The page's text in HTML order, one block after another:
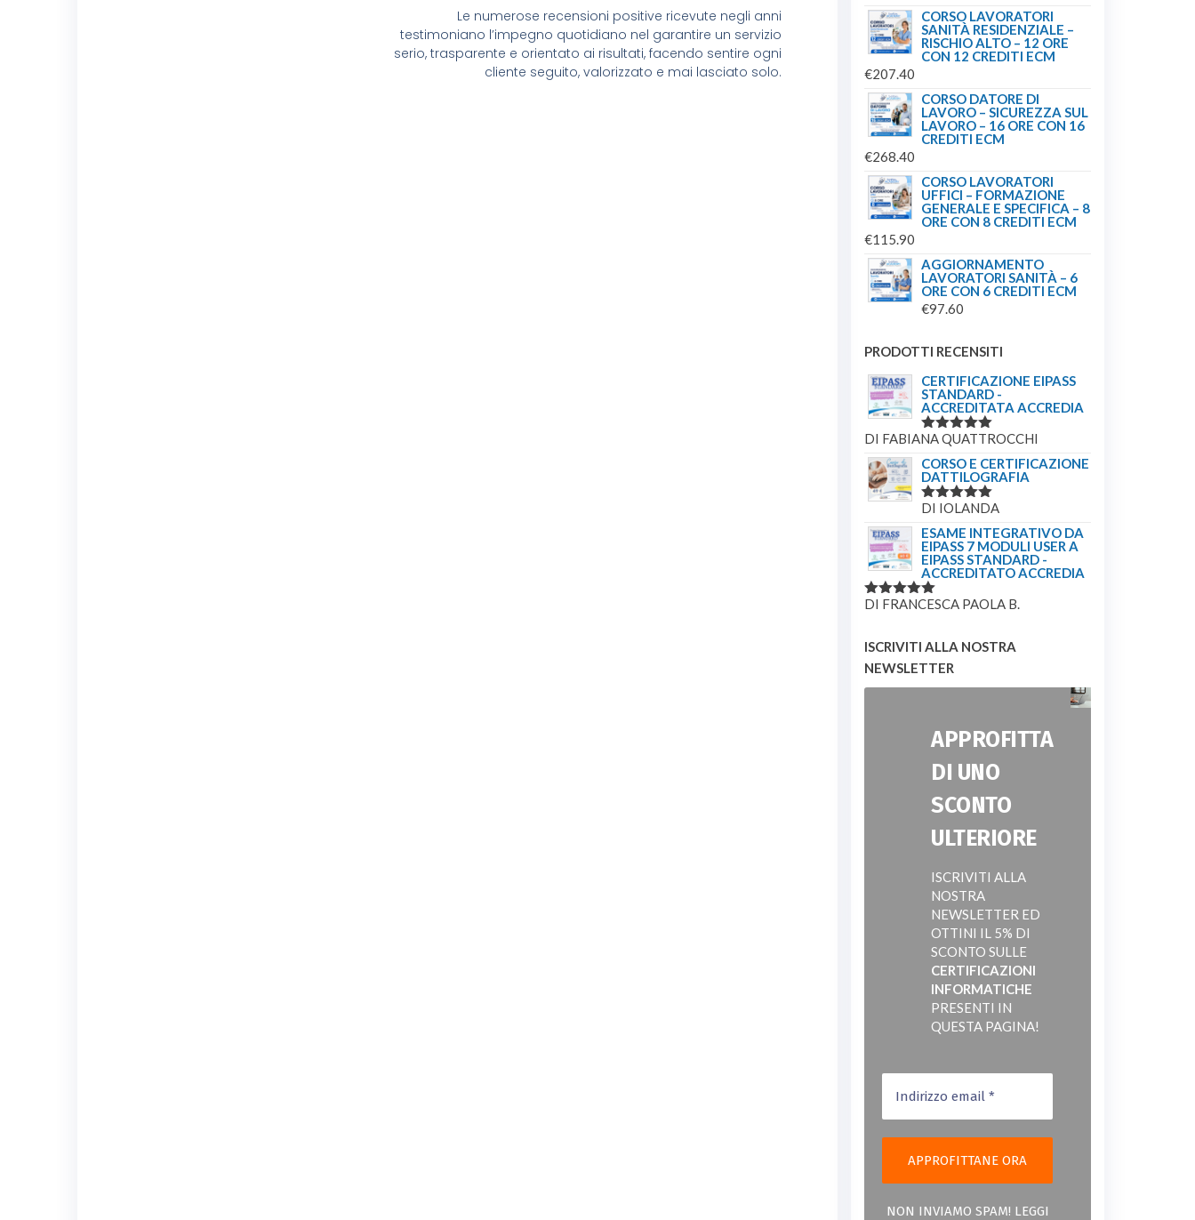
Le numerose recensioni positive ricevute negli anni
testimoniano l’impegno quotidiano nel garantire un servizio
serio, trasparente e orientato ai risultati, facendo sentire ogni
cliente seguito, valorizzato e mai lasciato solo.
CORSO LAVORATORI
SANITÀ RESIDENZIALE –
RISCHIO ALTO – 12 ORE
CON 12 CREDITI ECM
€207.40
CORSO DATORE DI
LAVORO – SICUREZZA SUL
LAVORO – 16 ORE CON 16
CREDITI ECM
€268.40
CORSO LAVORATORI
UFFICI – FORMAZIONE
GENERALE E SPECIFICA – 8
ORE CON 8 CREDITI ECM
€115.90
AGGIORNAMENTO
LAVORATORI SANITÀ – 6
ORE CON 6 CREDITI ECM
€97.60
PRODOTTI RECENSITI
CERTIFICAZIONE EIPASS
STANDARD -
ACCREDITATA ACCREDIA
VALUTATO
DI FABIANA QUATTROCCHI
CORSO E CERTIFICAZIONE
DATTILOGRAFIA
VALUTATO
DI IOLANDA
ESAME INTEGRATIVO DA
EIPASS 7 MODULI USER A
EIPASS STANDARD -
ACCREDITATO ACCREDIA
VALUTATO
DI FRANCESCA PAOLA B.
ISCRIVITI ALLA NOSTRA
NEWSLETTER
APPROFITTA
DI UNO
SCONTO
ULTERIORE
ISCRIVITI ALLA
NOSTRA
NEWSLETTER ED
OTTINI IL 5% DI
SCONTO SULLE
CERTIFICAZIONI
INFORMATICHE
PRESENTI IN
QUESTA PAGINA!
NON INVIAMO SPAM! LEGGI